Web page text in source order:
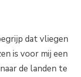
dat vliegen
is voor mij een
de landen te